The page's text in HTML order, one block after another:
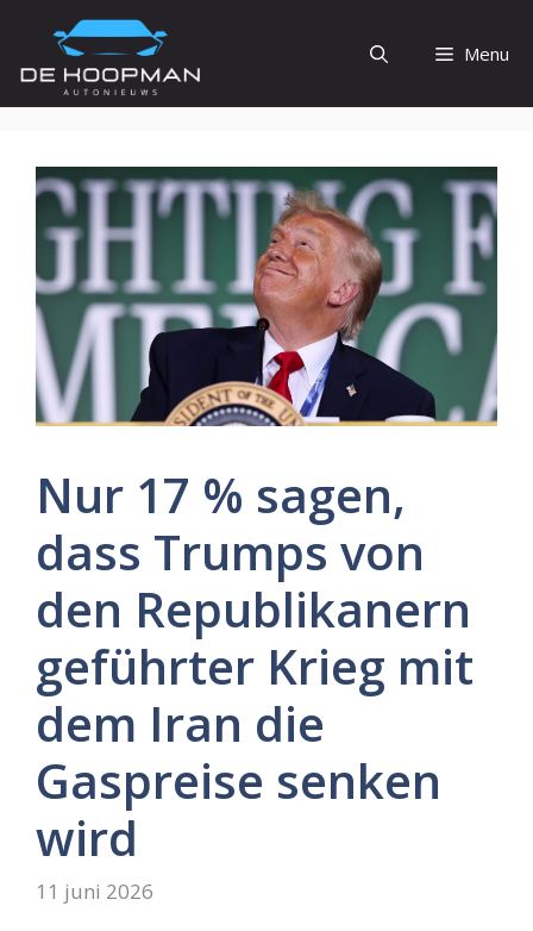
de
inhoud
Menu
Nur 17 % sagen,
dass Trumps von
den Republikanern
geführter Krieg mit
dem Iran die
Gaspreise senken
wird
11 juni 2026